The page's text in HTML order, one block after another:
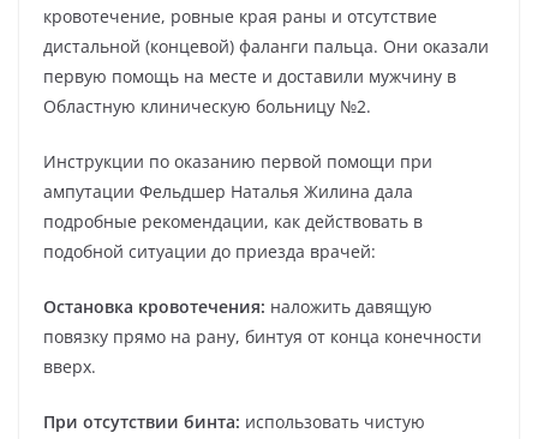
кровотечение, ровные края раны и отсутствие
дистальной (концевой) фаланги пальца. Они оказали
первую помощь на месте и доставили мужчину в
Областную клиническую больницу №2.
Инструкции по оказанию первой помощи при
ампутации Фельдшер Наталья Жилина дала
подробные рекомендации, как действовать в
подобной ситуации до приезда врачей:
Остановка кровотечения: наложить давящую
повязку прямо на рану, бинтуя от конца конечности
вверх.
При отсутствии бинта: использовать чистую